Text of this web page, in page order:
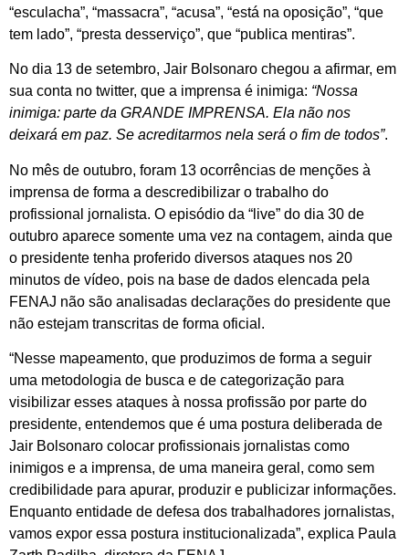
“esculacha”, “massacra”, “acusa”, “está na oposição”, “que
tem lado”, “presta desserviço”, que “publica mentiras”.
No dia 13 de setembro, Jair Bolsonaro chegou a afirmar, em
sua conta no twitter, que a imprensa é inimiga: “Nossa
inimiga: parte da GRANDE IMPRENSA. Ela não nos
deixará em paz. Se acreditarmos nela será o fim de todos”.
No mês de outubro, foram 13 ocorrências de menções à
imprensa de forma a descredibilizar o trabalho do
profissional jornalista. O episódio da “live” do dia 30 de
outubro aparece somente uma vez na contagem, ainda que
o presidente tenha proferido diversos ataques nos 20
minutos de vídeo, pois na base de dados elencada pela
FENAJ não são analisadas declarações do presidente que
não estejam transcritas de forma oficial.
“Nesse mapeamento, que produzimos de forma a seguir
uma metodologia de busca e de categorização para
visibilizar esses ataques à nossa profissão por parte do
presidente, entendemos que é uma postura deliberada de
Jair Bolsonaro colocar profissionais jornalistas como
inimigos e a imprensa, de uma maneira geral, como sem
credibilidade para apurar, produzir e publicizar informações.
Enquanto entidade de defesa dos trabalhadores jornalistas,
vamos expor essa postura institucionalizada”, explica Paula